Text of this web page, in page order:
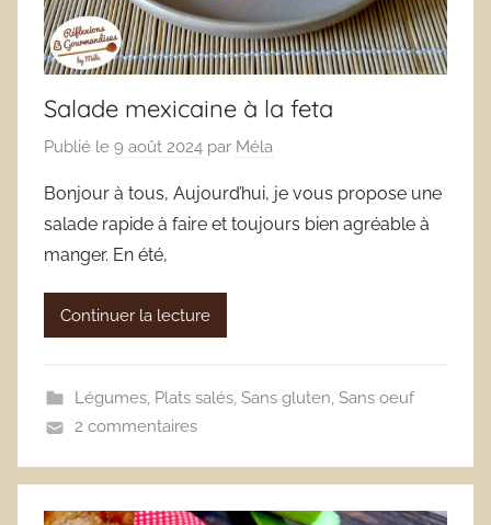
Salade mexicaine à la feta
Publié le 9 août 2024 par Méla
Bonjour à tous, Aujourd’hui, je vous propose une
salade rapide à faire et toujours bien agréable à
manger. En été,
Continuer la lecture
Légumes, Plats salés, Sans gluten, Sans oeuf
2 commentaires